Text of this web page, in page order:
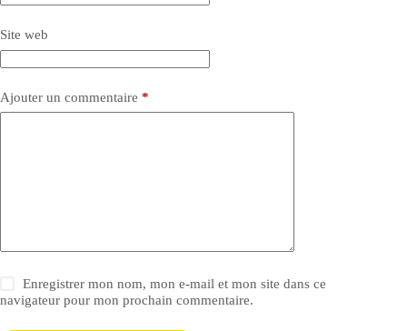
Site web
Ajouter un commentaire *
Enregistrer mon nom, mon e-mail et mon site dans ce
navigateur pour mon prochain commentaire.